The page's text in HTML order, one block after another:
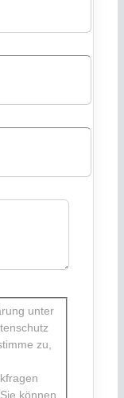
unter
zu,
können